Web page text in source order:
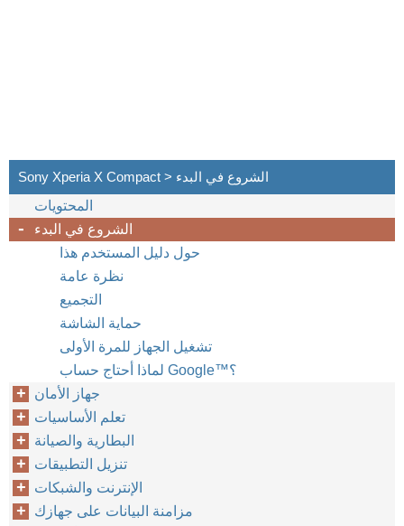
Sony Xperia X Compact > الشروع في البدء
المحتويات
الشروع في البدء
حول دليل المستخدم هذا
نظرة عامة
التجميع
حماية الشاشة
تشغيل الجهاز للمرة الأولى
لماذا أحتاج حساب Google™‎‎؟
جهاز الأمان
تعلم الأساسيات
البطارية والصيانة
تنزيل التطبيقات
الإنترنت والشبكات
مزامنة البيانات على جهازك